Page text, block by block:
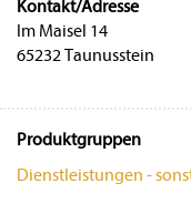
Kontakt/Adresse
Im Maisel 14
65232 Taunusstein
Produktgruppen
Dienstleistungen -